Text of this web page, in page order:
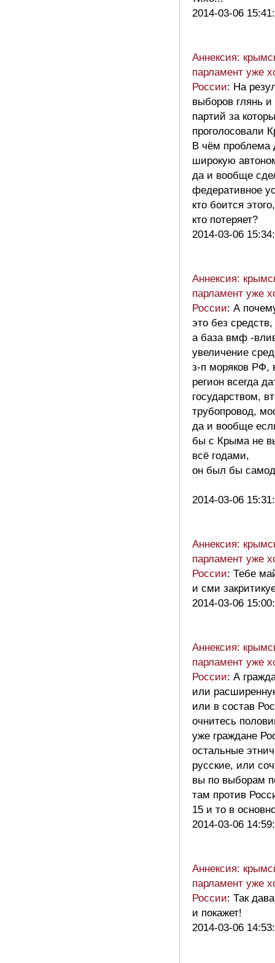
2014-03-06
Аннексия:
парламент уже
России: На
выборов глянь и
партий за
проголосовали
В чём проблема
широкую
да и вообще
федеративное
кто боится этого,
кто потеряет?
2014-03-06
Аннексия:
парламент уже
России: А
это без средств,
а база вмф -
увеличение
з-п моряков РФ,
регион всегда
государством,
трубопровод,
да и вообще
бы с Крыма не
всё годами,
он был бы
2014-03-06
Аннексия:
парламент уже
России: Тебе
и сми
2014-03-06
Аннексия:
парламент уже
России: А
или
или в состав
очнитесь
уже граждане
остальные
русские, или
вы по выборам
там против
15 и то в
2014-03-06
Аннексия:
парламент уже
России: Так
и покажет!
2014-03-06